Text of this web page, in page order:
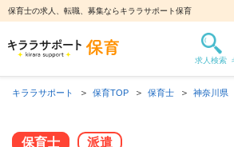
保育士の求人、転職、募集ならキララサポート保育
キララサポート 保育TOP 保育士 神奈川県
保育士 派遣